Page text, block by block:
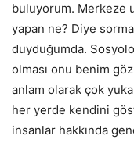
buluyorum. Merkeze
yapan ne? Diye
duyduğumda.
olması onu benim
anlam olarak çok
her yerde kendini
insanlar hakkında